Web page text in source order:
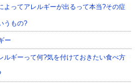
よってアレルギーが出るって本当?その症
うもの?
ー
ルギーって何?気を付けておきたい食べ方